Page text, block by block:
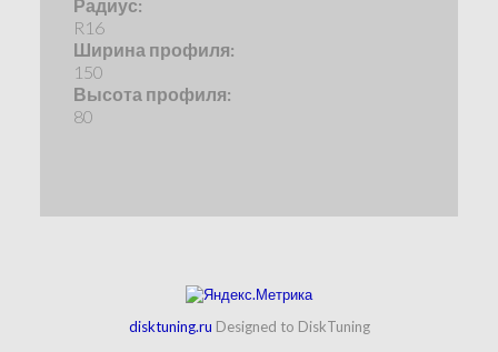
Радиус:
R16
Ширина профиля:
150
Высота профиля:
80
disktuning.ru Designed to DiskTuning